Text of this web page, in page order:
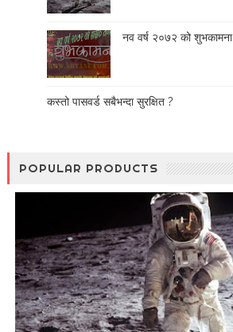
नव वर्ष २०७२ को शुभकामना
कस्तो पासवर्ड सबैभन्दा सुरक्षित ?
POPULAR PRODUCTS